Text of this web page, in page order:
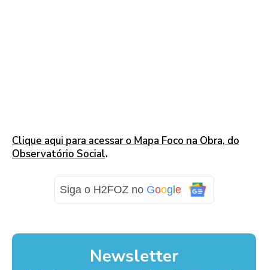
Clique aqui para acessar o Mapa Foco na Obra, do
Observatório Social.
Siga o H2FOZ no Goog e
Newsletter